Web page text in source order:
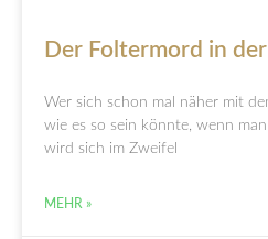
Der Foltermord in
Wer sich schon mal näher mit
wie es so sein könnte, wenn
wird sich im Zweifel
MEHR »